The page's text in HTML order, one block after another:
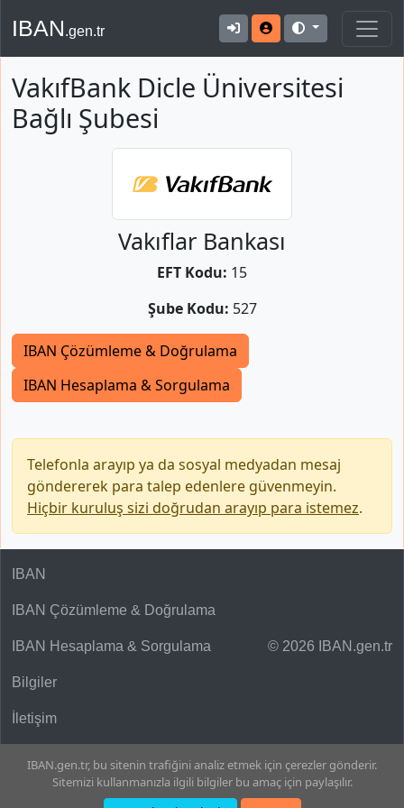
IBAN.gen.tr
VakıfBank Dicle Üniversitesi
Bağlı Şubesi
Vakıflar Bankası
EFT Kodu: 15
Şube Kodu: 527
IBAN Çözümleme & Doğrulama
IBAN Hesaplama & Sorgulama
Telefonla arayıp ya da sosyal medyadan mesaj
göndererek para talep edenlere güvenmeyin.
Hiçbir kuruluş sizi doğrudan arayıp para istemez.
© 2026 IBAN.gen.tr
IBAN
IBAN Çözümleme & Doğrulama
IBAN Hesaplama & Sorgulama
Bilgiler
İletişim
IBAN.gen.tr, bu sitenin trafiğini analiz etmek için çerezler gönderir.
Sitemizi kullanmanızla ilgili bilgiler bu amaç için paylaşılır.